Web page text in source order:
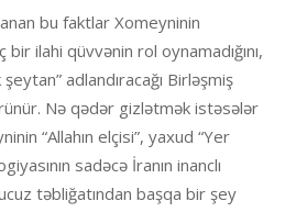
bu faktlar Xomeyninin
ilahi qüvvənin rol oynamadığını,
adlandıracağı Birləşmiş
Nə qədər gizlətmək istəsələr
“Allahın elçisi”, yaxud “Yer
sadəcə İranın inanclı
təbliğatından başqa bir şey